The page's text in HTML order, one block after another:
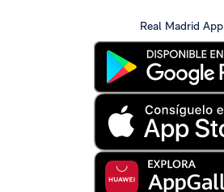
Real Madrid App